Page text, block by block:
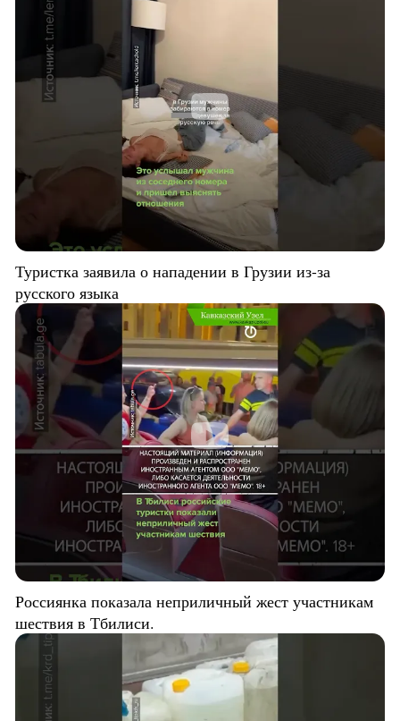
Туристка заявила о нападении в Грузии из-за
русского языка
Россиянка показала неприличный жест участникам
шествия в Тбилиси.